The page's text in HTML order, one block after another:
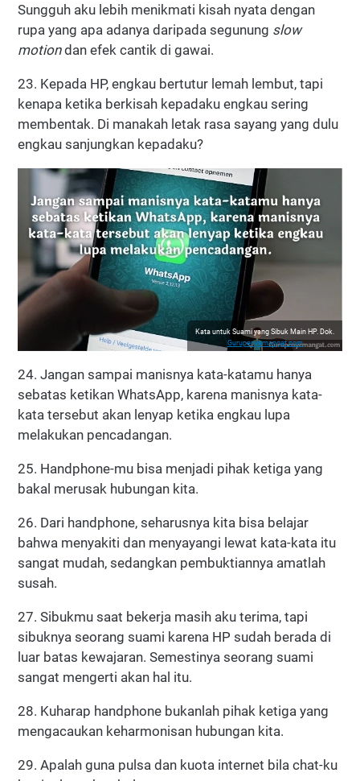
Sungguh aku lebih menikmati kisah nyata dengan
rupa yang apa adanya daripada segunung slow
motiondan efek cantik di gawai.
23. Kepada HP, engkau bertutur lemah lembut, tapi
kenapa ketika berkisah kepadaku engkau sering
membentak. Di manakah letak rasa sayang yang dulu
engkau sanjungkan kepadaku?
Kata untuk Suami yang Sibuk Main HP. Dok.
Gurupenyemangat.com
24. Jangan sampai manisnya kata-katamu hanya
sebatas ketikan WhatsApp, karena manisnya kata-
kata tersebut akan lenyap ketika engkau lupa
melakukan pencadangan.
25. Handphone-mu bisa menjadi pihak ketiga yang
bakal merusak hubungan kita.
26. Dari handphone, seharusnya kita bisa belajar
bahwa menyakiti dan menyayangi lewat kata-kata itu
sangat mudah, sedangkan pembuktiannya amatlah
susah.
27. Sibukmu saat bekerja masih aku terima, tapi
sibuknya seorang suami karena HP sudah berada di
luar batas kewajaran. Semestinya seorang suami
sangat mengerti akan hal itu.
28. Kuharap handphone bukanlah pihak ketiga yang
mengacaukan keharmonisan hubungan kita.
29. Apalah guna pulsa dan kuota internet bila chat-ku